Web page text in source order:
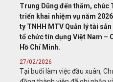
Trung Dũng đến thăm, chúc
triển khai nhiệm vụ năm
ty TNHH MTV Quản lý tài
tổ chức tín dụng Việt Nam –
Hồ Chí Minh.
27/02/2026
Tại buổi làm việc đầu xuân,